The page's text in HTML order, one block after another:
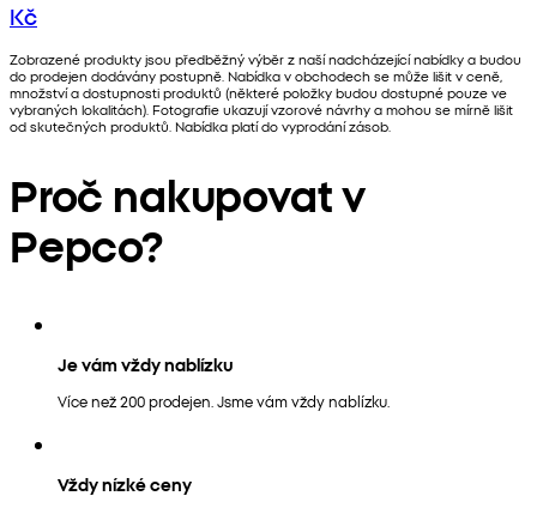
Kč
Zobrazené produkty jsou předběžný výběr z naší nadcházející nabídky a budou
do prodejen dodávány postupně. Nabídka v obchodech se může lišit v ceně,
množství a dostupnosti produktů (některé položky budou dostupné pouze ve
vybraných lokalitách). Fotografie ukazují vzorové návrhy a mohou se mírně lišit
od skutečných produktů. Nabídka platí do vyprodání zásob.
Proč nakupovat v
Pepco?
Je vám vždy nablízku
Více než 200 prodejen. Jsme vám vždy nablízku.
Vždy nízké ceny